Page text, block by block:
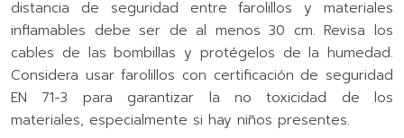
distancia de seguridad entre farolillos y materiales
inflamables debe ser de al menos 30 cm. Revisa los
cables de las bombillas y protégelos de la humedad.
Considera usar farolillos con certificación de seguridad
EN 71-3 para garantizar la no toxicidad de los
materiales, especialmente si hay niños presentes.